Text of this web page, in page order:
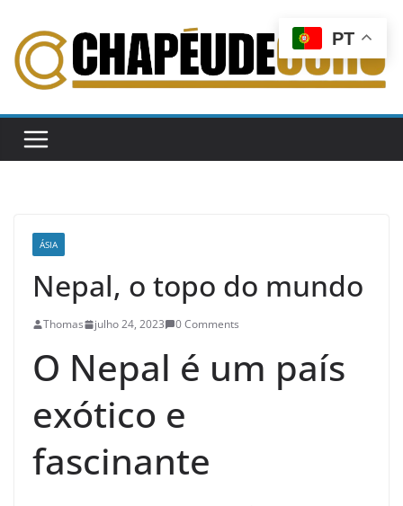
para
conteúdo
ÁSIA
Nepal, o topo do mundo
Thomas julho 24, 2023 0 Comments
O Nepal é um país
exótico e
fascinante
PT